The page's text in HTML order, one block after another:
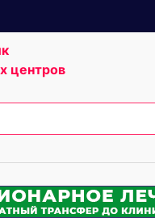
центров